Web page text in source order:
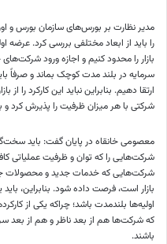
مدیر نظارت بر بورس‌های سازمان بورس و
را باید از ابعاد مختلفی بررسی کرد. عرضه
بازار را محدود کنیم و اجازه ورود
سرمایه در بلند مدت کوچک بماند و صرفاً
ارتقا دهیم. بنابراین نباید این کارکرد را
شرکتی با هر میزان ظرفیت را پذیرش کرد و
معصومی خانقاه در پایان گفت: باید
شرکت‌هایی را که توان و ظرفیت عملیاتی
شرکت‌هایی که خدمات جدید و محصولات
بازار است، فرصت داده شود. بنابراین،
اولیه‌ها بلندمدت باشد؛ چراکه یکی از
که شرکت‌ها هم از بعد ناظر و هم از بعد
باشند.